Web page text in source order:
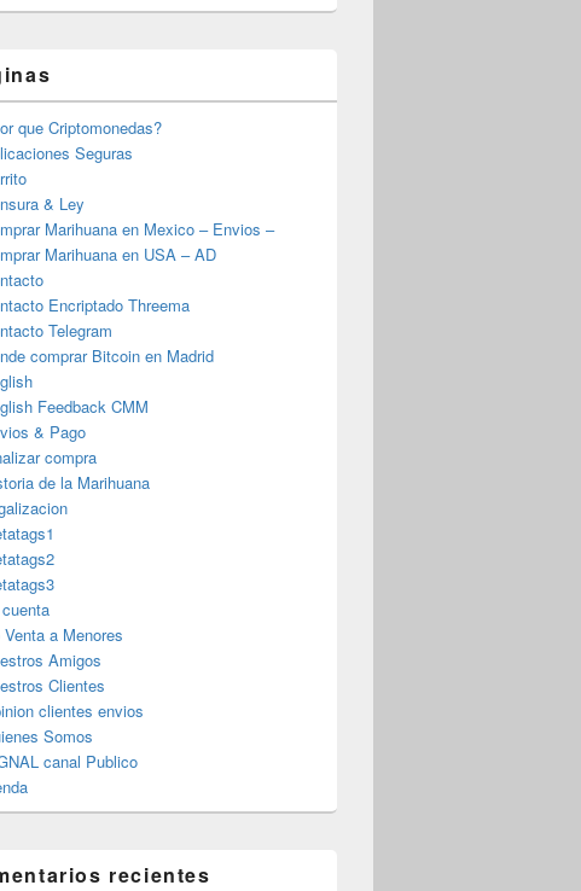
que Criptomonedas?
Seguras
& Ley
Marihuana en Mexico – Envios –
Marihuana en USA – AD
Encriptado Threema
Telegram
comprar Bitcoin en Madrid
Feedback CMM
& Pago
compra
de la Marihuana
Venta a Menores
Amigos
Clientes
clientes envios
Somos
canal Publico
recientes